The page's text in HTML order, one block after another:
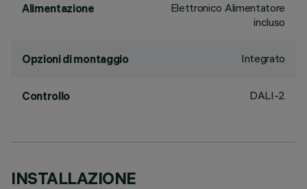
Alimentazione
Elettronico Alimentatore
incluso
Opzioni di montaggio Integrato
Controllo DALI-2
INSTALLAZIONE